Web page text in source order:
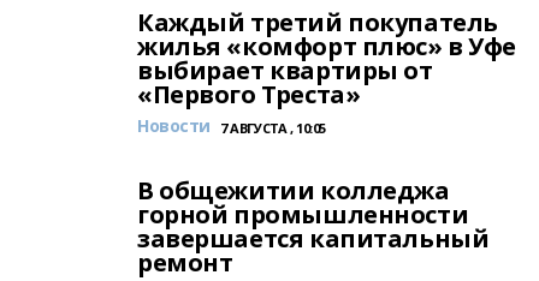
Каждый третий покупатель
жилья «комфорт плюс» в Уфе
выбирает квартиры от
«Первого Треста»
Новости 7 АВГУСТА , 10:05
В общежитии колледжа
горной промышленности
завершается капитальный
ремонт